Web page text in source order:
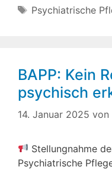
Schlagwörter
Psychiatrische
BAPP: Kein
psychisch
14. Januar 2025 von
Stellungnahme
Psychiatrische